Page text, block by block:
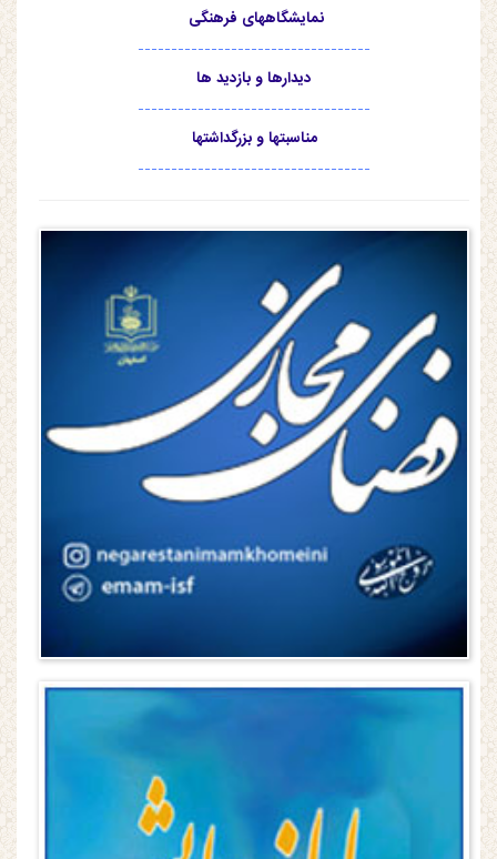
نمایشگاههای فرهنگی
-----------------------------------
دیدارها و بازدید ها
-----------------------------------
مناسبتها و بزرگداشتها
-----------------------------------